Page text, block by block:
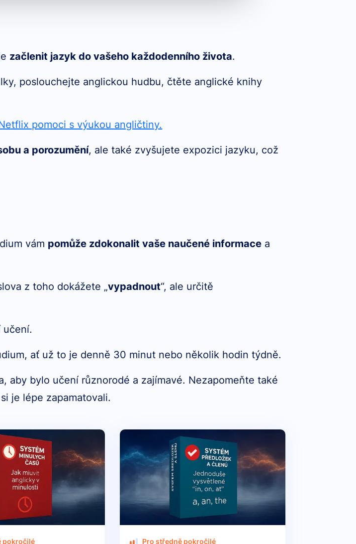
začlenit jazyk do vašeho každodenního života.
poslouchejte anglickou hudbu, čtěte anglické knihy
pomoci s výukou angličtiny.
a porozumění, ale také zvyšujete expozici jazyku, což
vám pomůže zdokonalit vaše naučené informace a
z toho dokážete „vypadnout“, ale určitě
učení.
ať už to je denně 30 minut nebo několik hodin týdně.
aby bylo učení různorodé a zajímavé. Nezapomeňte také
je lépe zapamatovali.
pokročilé Pro středně pokročilé